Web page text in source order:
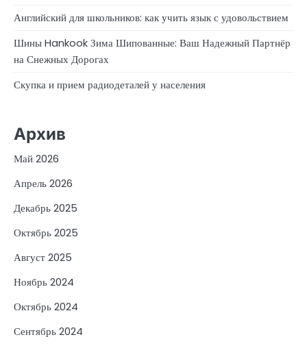
Английский для школьников: как учить язык с удовольствием
Шины Hankook Зима Шипованные: Ваш Надежный Партнёр
на Снежных Дорогах
Скупка и прием радиодеталей у населения
Архив
Май 2026
Апрель 2026
Декабрь 2025
Октябрь 2025
Август 2025
Ноябрь 2024
Октябрь 2024
Сентябрь 2024